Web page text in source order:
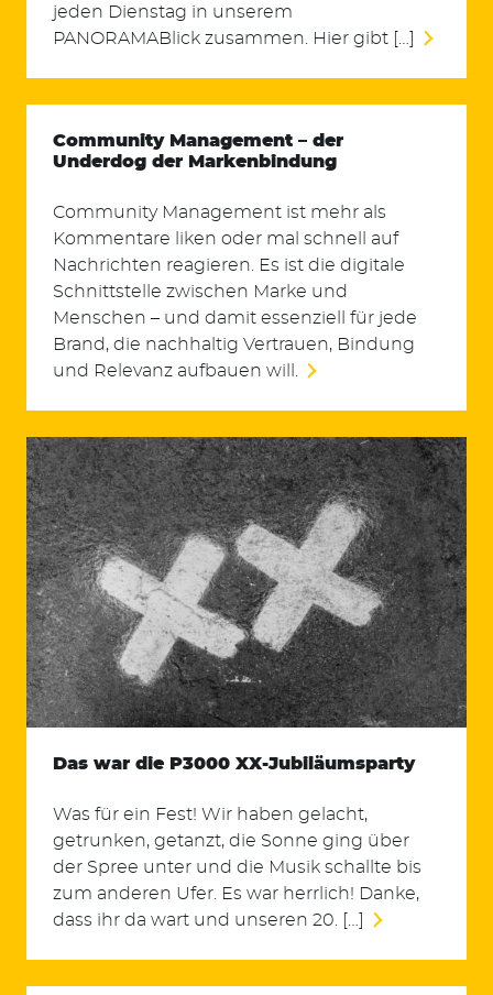
jeden Dienstag in unserem
PANORAMABlick zusammen. Hier gibt […]
Community Management – der
Underdog der Markenbindung
Community Management ist mehr als
Kommentare liken oder mal schnell auf
Nachrichten reagieren. Es ist die digitale
Schnittstelle zwischen Marke und
Menschen – und damit essenziell für jede
Brand, die nachhaltig Vertrauen, Bindung
und Relevanz aufbauen will.
Das war die P3000 XX-Jubiläumsparty
Was für ein Fest! Wir haben gelacht,
getrunken, getanzt, die Sonne ging über
der Spree unter und die Musik schallte bis
zum anderen Ufer. Es war herrlich! Danke,
dass ihr da wart und unseren 20. […]